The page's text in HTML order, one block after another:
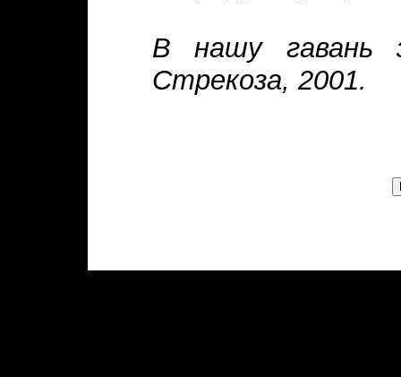
В нашу гавань
Стрекоза, 2001.